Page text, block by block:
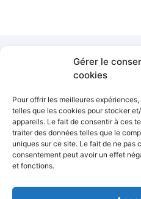
Gérer le
cookies
Pour offrir les meilleures
telles que les cookies pour stocker
appareils. Le fait de consentir à ces
traiter des données telles que le
uniques sur ce site. Le fait de ne pas
consentement peut avoir un effet
et fonctions.
Suivez
réseaux
© 2026 All